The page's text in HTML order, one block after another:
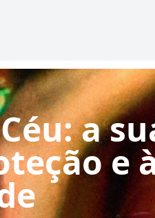
a
e